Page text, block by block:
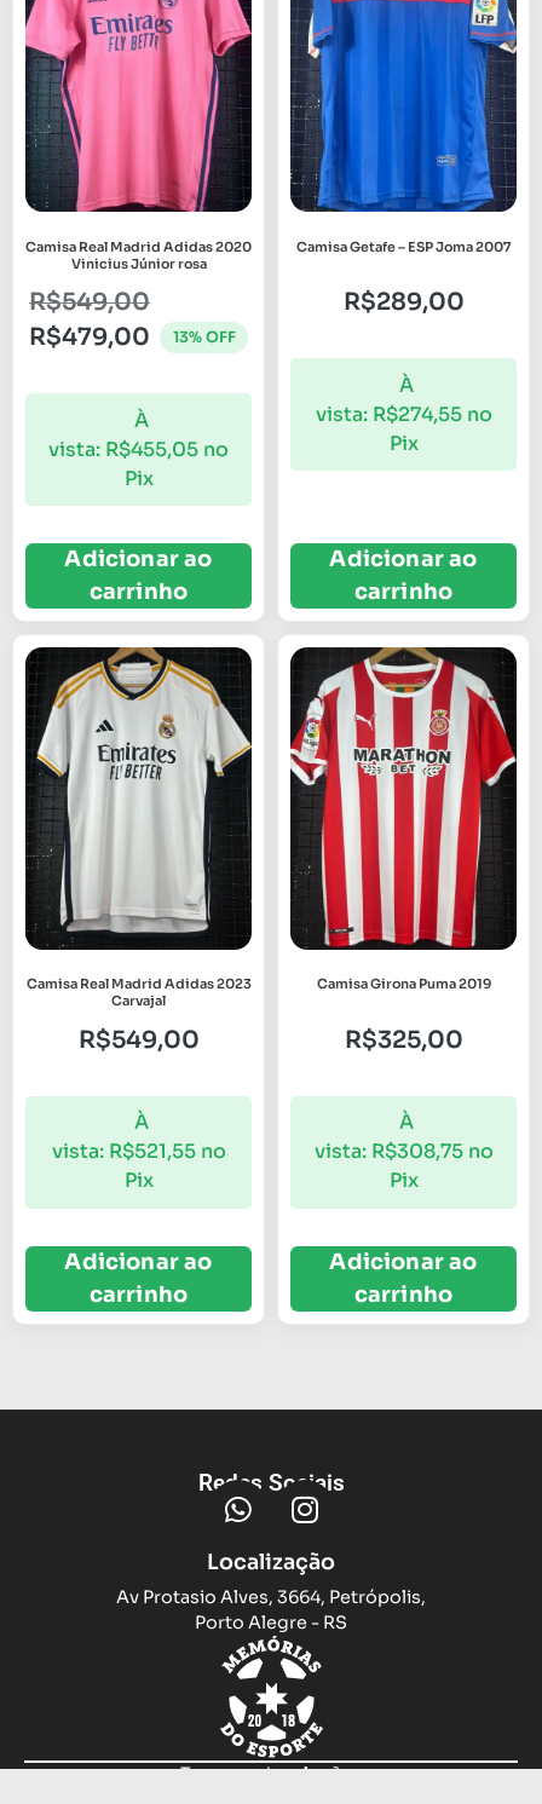
Camisa Real Madrid Adidas 2020
Vinicius Júnior rosa
R$549,00
R$479,00 13% OFF
À
vista: R$455,05 no
Pix
Adicionar ao
carrinho
Camisa Getafe – ESP Joma 2007
R$289,00
À
vista: R$274,55 no
Pix
Adicionar ao
carrinho
Camisa Real Madrid Adidas 2023
Carvajal
R$549,00
À
vista: R$521,55 no
Pix
Adicionar ao
carrinho
Camisa Girona Puma 2019
R$325,00
À
vista: R$308,75 no
Pix
Adicionar ao
carrinho
Redes Sociais
Localização
Av Protasio Alves, 3664, Petrópolis,
Porto Alegre - RS
Trocas e devoluções